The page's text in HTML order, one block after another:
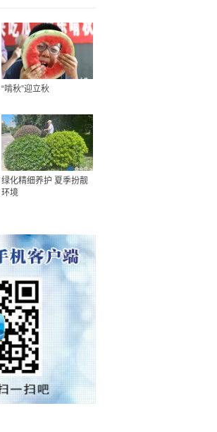
“啃秋”迎立秋
绿化精细养护 夏季扮靓
环境